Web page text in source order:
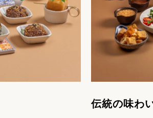
伝統の味わ